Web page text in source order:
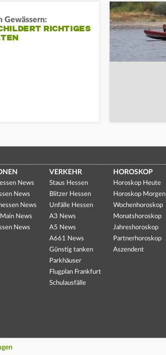
Gewässern:
RICHTIGES
News
News
News
News
News
VERKEHR
Staus Hessen
Blitzer Hessen
Unfälle Hessen
A3 News
A5 News
A661 News
Günstig tanken
Parkhäuser
Flugplan Frankfurt
Schulausfälle
HOROSKOP
Horoskop Heute
Horoskop Morgen
Wochenhoroskop
Monatshoroskop
Jahreshoroskop
Partnerhoroskop
Aszendent